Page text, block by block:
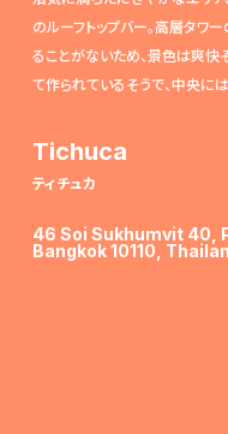
のルーフトップバー。高層タワ
ることがないため、景色は爽快
て作られているそうで、中央に
Tichuca
ティチュカ
46 Soi Sukhumvit 40,
Bangkok 10110,